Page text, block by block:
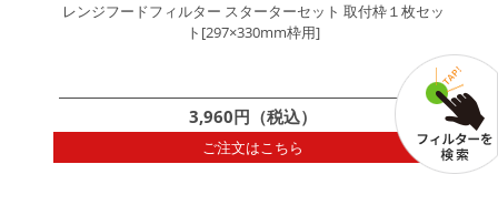
レンジフードフィルター スターターセット 取付枠１枚セッ
ト[297×330mm枠用]
3,960円（税込）
ご注文はこちら